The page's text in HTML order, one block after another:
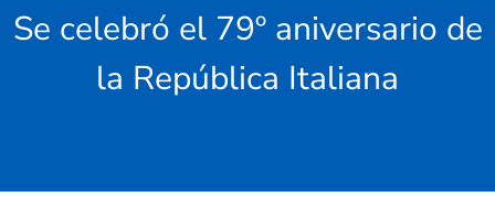
Se celebró el 79º aniversario de
la República Italiana